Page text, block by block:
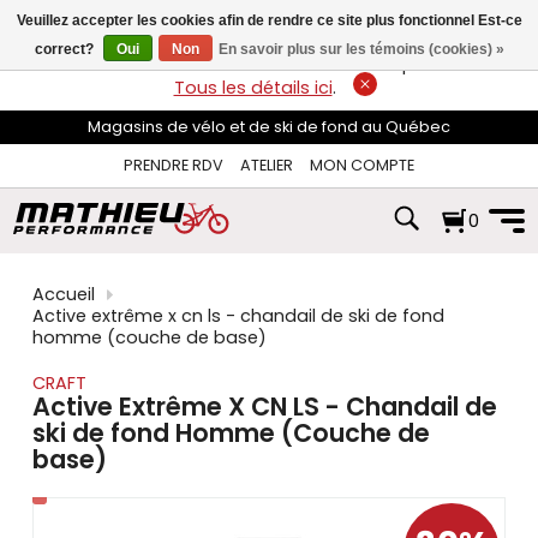
flèches
haut
et
pour
sélectionner
disponible.
Appuyez
pour
accéder
au
résultat
de
recherche
sélectionné.
Les
utilisateurs
LIVRAISON GRATUITEsur les commandes de plus de 74$*.
Tous les détails ici.
Magasins de vélo et de ski de fond au Québec
PRENDRE RDV
ATELIER MON COMPTE
0
Accueil
Active extrême x cn ls - chandail de ski de fond
homme (couche de base)
CRAFT
Active Extrême X CN LS - Chandail de
ski de fond Homme (Couche de
base)
Veuillez accepter les cookies afin de rendre ce site plus fonctionnel Est-ce
correct?
Oui Non En savoir plus sur les témoins (cookies) »